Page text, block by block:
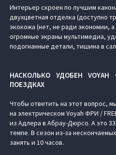
Интерьер скроен по лучшим
двухцветная отделка (доступно
экокожа (нет, не ради экономии,
огромные экраны мультимедиа,
подогнанные детали, тишина в
НАСКОЛЬКО УДОБЕН
ПОЕЗДКАХ
Чтобы ответить на этот вопрос,
на электрическом Voyah ФРИ /
из Адлера в Абрау-Дюрсо. А это
темпе. В сезон из-за
занять и 10 часов.